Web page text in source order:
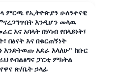
ምርጫ የኢትዮጵያን ሁለንተናዊ
እንዲሆን መላዉ
እና አባላት በሃሳብ የበላይነት፣
በፅናት እና በቁርጠኝነት
እንድትወጡ አደራ እላለሁ" ክቡር
የብልፅግና ፓርቲ ምክትል
ጽ/ቤት ኃላፊ